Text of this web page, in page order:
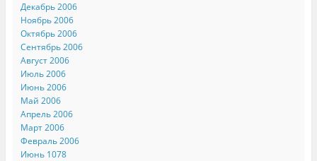
Декабрь 2006
Ноябрь 2006
Октябрь 2006
Сентябрь 2006
Август 2006
Июль 2006
Июнь 2006
Май 2006
Апрель 2006
Март 2006
Февраль 2006
Июнь 1078